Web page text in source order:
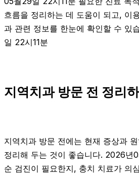
흐름을 정리하는 데 도움이 되고, 이
과 관련 정보를 한눈에 확인할 수 있
일 22시11분
지역치과 방문 전 정리
지역치과 방문 전에는 현재 증상과
정리해 두는 것이 좋습니다. 2026년
순 검진이 필요한지, 충치 치료가 의